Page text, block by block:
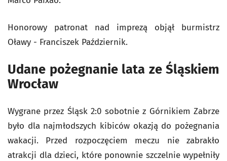
Honorowy patronat nad imprezą objął burmistrz
Oławy - Franciszek Październik.
Udane pożegnanie lata ze Śląskiem
Wrocław
Wygrane przez Śląsk 2:0 sobotnie z Górnikiem Zabrze
było dla najmłodszych kibiców okazją do pożegnania
wakacji. Przed rozpoczęciem meczu nie zabrakło
atrakcji dla dzieci, które ponownie szczelnie wypełniły